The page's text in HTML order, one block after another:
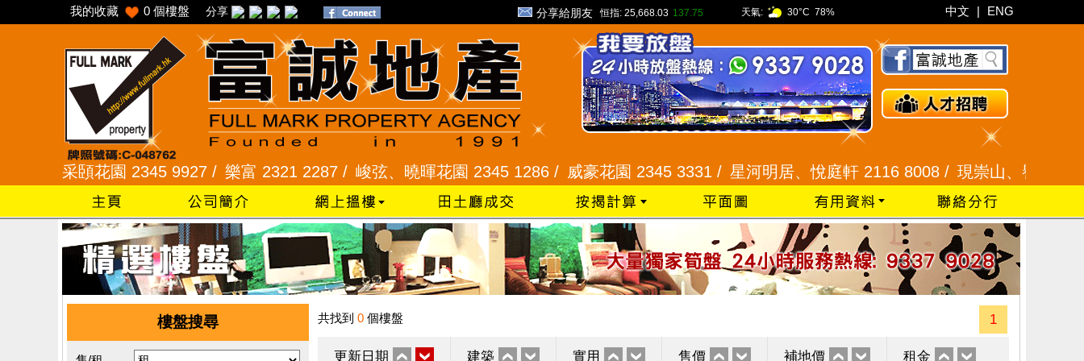
我的收藏 0 個樓盤 分享 分享給朋友 恒指: 25,668.03 137.75 天氣: 30°C 78% 中文 | ENG
采頣花園 2345 9927 /樂富 2321 2287 /峻弦、曉暉花園 2345 1286 /威豪花園 2345 3331 /星河明居、悅庭軒 2116 8008 /現崇山、譽港灣 2345
樓盤搜尋 共找到 0 個樓盤 1
更新日期 建築 實用 售價 補地價 租金